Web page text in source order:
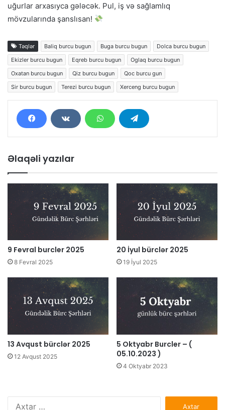
uğurlar arxasıyca gələcək. Pul, iş və sağlamlıq
mövzularında şanslısan!
Təqlər Baliq burcu bugun Buga burcu bugun
Dolca burcu bugun
Ekizler burcu bugun
Eqreb burcu bugun
Oglaq burcu bugun
Oxatan burcu bugun
Qiz burcu bugun
Qoc burcu gun
Sir burcu bugun
Terezi burcu bugun Xerceng burcu bugun
Əlaqəli yazılar
9 Fevral burcler 2025
8 Fevral 2025
20 İyul bürclər 2025
19 İyul 2025
13 Avqust bürclər 2025
12 Avqust 2025
5 Oktyabr Burcler – (
05.10.2023 )
4 Oktyabr 2023